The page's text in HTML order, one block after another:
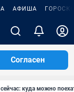
АФИША
Согласен
сейчас: куда можно